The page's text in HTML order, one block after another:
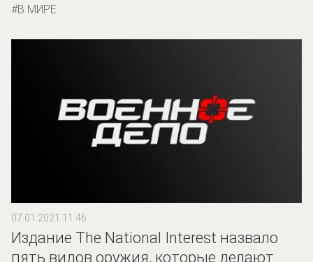
В МИРЕ
07.01.2021 11:46
Издание The National Interest назвало
пять видов оружия, которые делают